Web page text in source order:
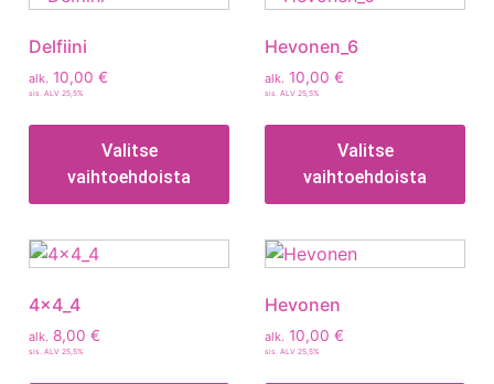
Delfiini
alk. 10,00 €
sis. ALV 25,5%
Valitse
vaihtoehdoista
Hevonen_6
alk. 10,00 €
sis. ALV 25,5%
Valitse
vaihtoehdoista
4x4_4
alk. 8,00 €
sis. ALV 25,5%
Hevonen
alk. 10,00 €
sis. ALV 25,5%